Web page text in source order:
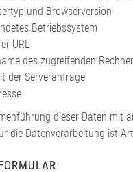
und Browserversion
Betriebssystem
URL
des zugreifenden
der Serveranfrage
dieser Daten mit
die Datenverarbeitung ist